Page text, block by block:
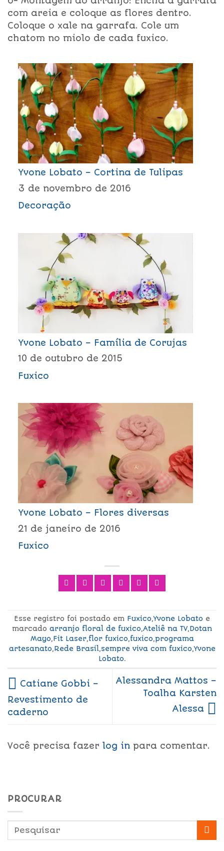
com areia e coloque as flores dentro.
Coloque o xale na garrafa. Cole um
chatom no miolo de cada fuxico.
Yvone Lobato – Cortina de Tulipas
3 de novembro de 2016
Decoração
Yvone Lobato – Família de Corujas
10 de outubro de 2015
Fuxico
Yvone Lobato – Flores diversas
21 de janeiro de 2016
Fuxico
Esse registro foi postado em Fuxico,Yvone Lobato e
marcado arranjo floral de fuxico,Ateliê na TV,Dotan
Mayo,Fit Laser,flor fuxico,fuxico,programa
artesanato,Rede Brasil,sempre viva com fuxico,Yvone
Lobato.
Catiane Gobbi –
Revestimento de
caderno
Alessandra Mattos –
Toalha Karsten
Alessa
Você precisa fazer log in para comentar.
PROCURAR